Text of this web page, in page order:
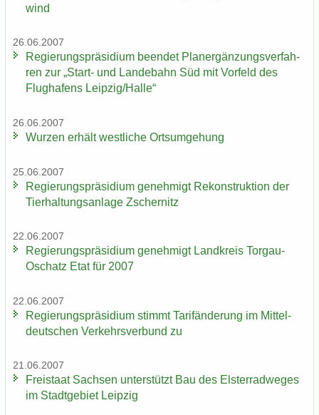
wind
26.06.2007
Re­gie­rungs­prä­si­di­um be­en­det Planer­gän­zungs­ver­fah­
ren zur „Start-​ und Lan­de­bahn Süd mit Vor­feld des
Flug­ha­fens Leip­zig/Halle“
26.06.2007
Wur­zen er­hält west­li­che Orts­um­ge­hung
25.06.2007
Re­gie­rungs­prä­si­di­um ge­neh­migt Re­kon­struk­ti­on der
Tier­hal­tungs­an­la­ge Zscher­nitz
22.06.2007
Re­gie­rungs­prä­si­di­um ge­neh­migt Land­kreis Torgau-​
Oschatz Etat für 2007
22.06.2007
Re­gie­rungs­prä­si­di­um stimmt Ta­rif­än­de­rung im Mit­tel­
deut­schen Ver­kehrs­ver­bund zu
21.06.2007
Frei­staat Sach­sen un­ter­stützt Bau des Els­ter­rad­we­ges
im Stadt­ge­biet Leip­zig